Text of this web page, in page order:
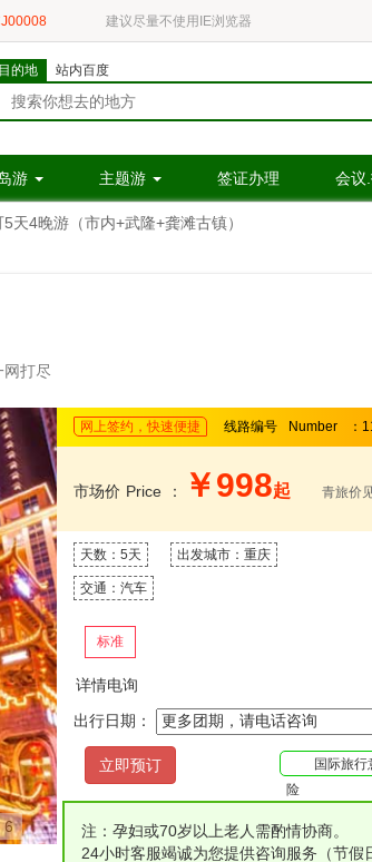
建议尽量不使用IE浏览器
目的地 站内百度
游 主题游 签证办理 会议
天4晚游（市内+武隆+龚滩古镇）
打尽
6
网上签约，快速便捷 线路编号 Number ：
市场价 Price ： ￥998起 青旅价
天数：5天 出发城市：重庆
交通：汽车
标准
详情电询
出行日期：
国际旅行
险
注：孕妇或70岁以上老人需酌情协商。
24小时客服竭诚为您提供咨询服务（节